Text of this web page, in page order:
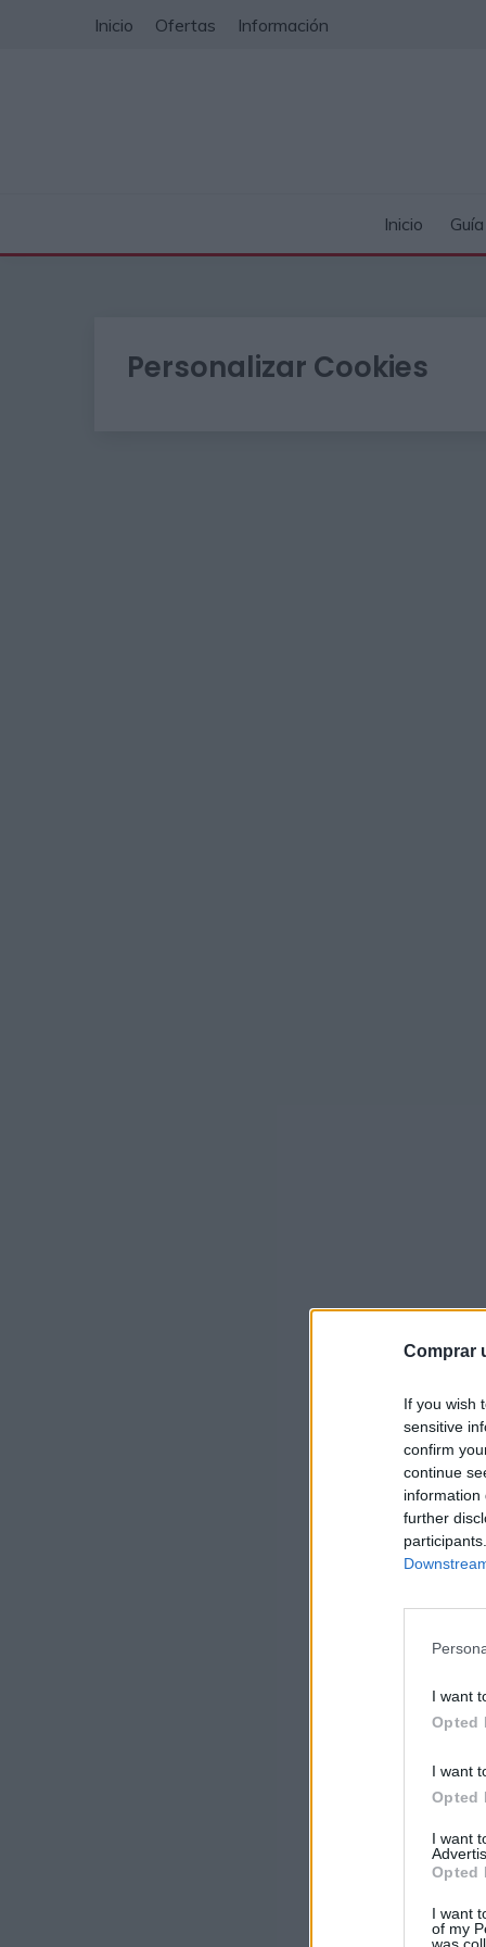
Comprar
If you wish
sensitive
confirm
continue
information
further
I want
Opted
I want
Opted
I want
Opted
I want
of my
Inicio Ofertas Información
Inicio
Personalizar Cookies